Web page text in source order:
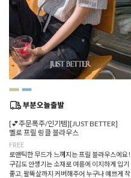
[💕주문폭주/인기템][JUST BETTER]
멜로 프릴 링클 블라우스
FREE
로맨틱한 무드가 느껴지는 프릴 블라우스에요!
구김도 안생기는 소재로 여름에 이지하게 입기
좋고, 팔뚝살까지 커버해주어 누구나 예쁘게 착